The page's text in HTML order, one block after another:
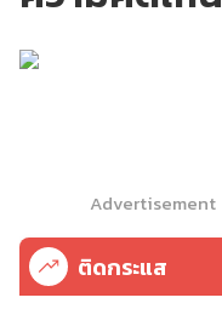
Advertisement
ติดกระแส